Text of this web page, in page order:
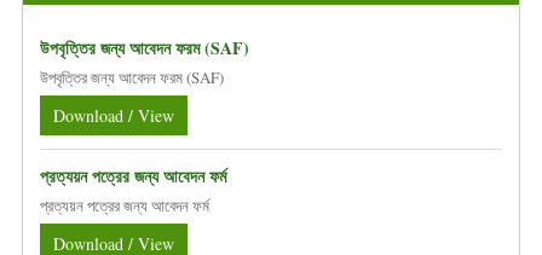
উপবৃত্তির জন্য আবেদন ফরম (SAF)
উপবৃত্তির জন্য আবেদন ফরম (SAF)
Download / View
প্রত্যয়ন পত্রের জন্য আবেদন ফর্ম
প্রত্যয়ন পত্রের জন্য আবেদন ফর্ম
Download / View